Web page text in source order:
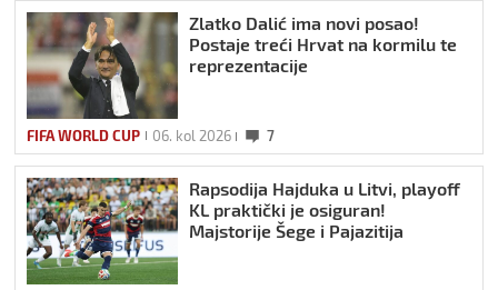
Zlatko Dalić ima novi posao!
Postaje treći Hrvat na kormilu te
reprezentacije
FIFA WORLD CUP 06. kol 2026 7
Rapsodija Hajduka u Litvi, playoff
KL praktički je osiguran!
Majstorije Šege i Pajazitija